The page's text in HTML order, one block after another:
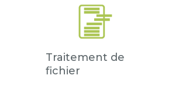
Traitement de
fichier